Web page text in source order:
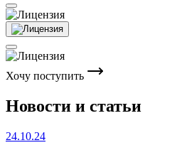
Хочу поступить
Новости и статьи
24.10.24